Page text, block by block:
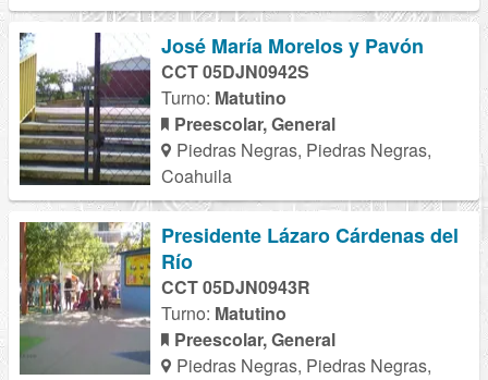
José María Morelos y Pavón
CCT 05DJN0942S
Turno: Matutino
Preescolar, General
Piedras Negras, Piedras Negras,
Coahuila
Presidente Lázaro Cárdenas del
Río
CCT 05DJN0943R
Turno: Matutino
Preescolar, General
Piedras Negras, Piedras Negras,